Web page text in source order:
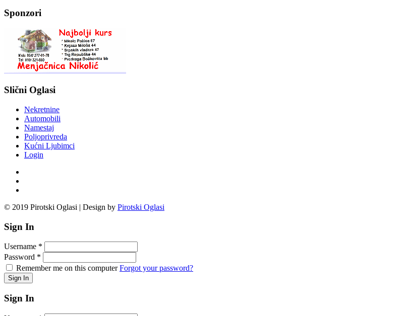
Sponzori
Slični Oglasi
Nekretnine
Automobili
Namestaj
Poljoprivreda
Kućni Ljubimci
Login
© 2019 Pirotski Oglasi | Design by Pirotski Oglasi
Sign In
Username *
Password *
Remember me on this computerForgot your password?
Sign In